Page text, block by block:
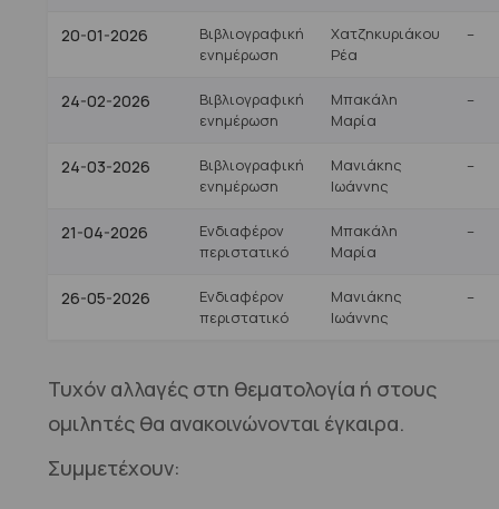
20-01-2026
Βιβλιογραφική
ενημέρωση
Χατζηκυριάκου
Ρέα
–
24-02-2026
Βιβλιογραφική
ενημέρωση
Μπακάλη
Μαρία
–
24-03-2026
Βιβλιογραφική
ενημέρωση
Μανιάκης
Ιωάννης
–
21-04-2026
Ενδιαφέρον
περιστατικό
Μπακάλη
Μαρία
–
26-05-2026
Ενδιαφέρον
περιστατικό
Μανιάκης
Ιωάννης
–
Τυχόν αλλαγές στη θεματολογία ή στους
ομιλητές θα ανακοινώνονται έγκαιρα.
Συμμετέχουν: